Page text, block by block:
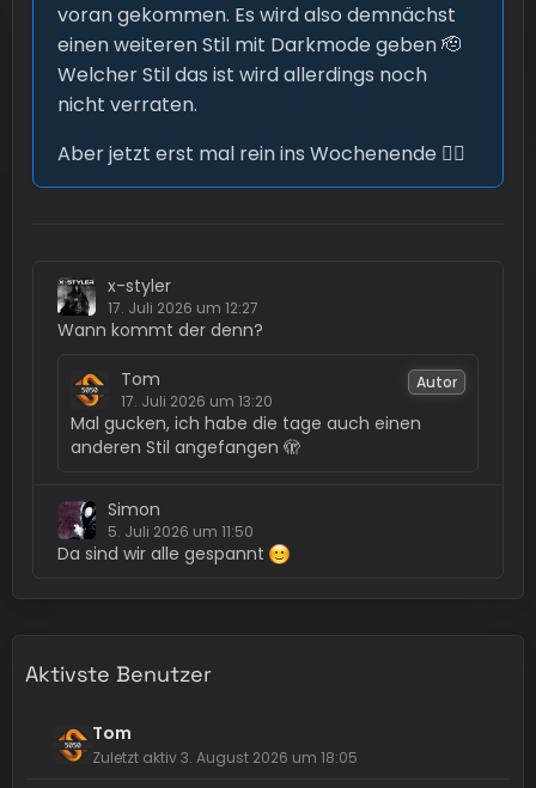
voran gekommen. Es wird also demnächst
einen weiteren Stil mit Darkmode geben 🫡
Welcher Stil das ist wird allerdings noch
nicht verraten.
Aber jetzt erst mal rein ins Wochenende 😶‍🌫️
x-styler
17. Juli 2026 um 12:27
Wann kommt der denn?
Tom
17. Juli 2026 um 13:20
Autor
Mal gucken, ich habe die tage auch einen
anderen Stil angefangen 🫣
Simon
5. Juli 2026 um 11:50
Da sind wir alle gespannt
Aktivste Benutzer
Tom
Zuletzt aktiv3. August 2026 um 18:05